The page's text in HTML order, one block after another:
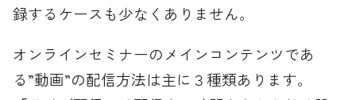
録するケースも少なくありません。
オンラインセミナーのメインコンテンツであ
る”動画”の配信方法は主に３種類あります。